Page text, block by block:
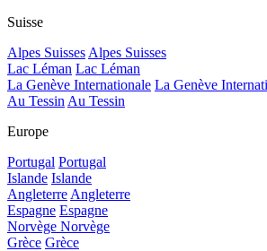
Suisse
Alpes Suisses Alpes Suisses
Lac Léman Lac Léman
La Genève Internationale La Genève
Au Tessin Au Tessin
Europe
Portugal Portugal
Islande Islande
Angleterre Angleterre
Espagne Espagne
Norvège Norvège
Grèce Grèce